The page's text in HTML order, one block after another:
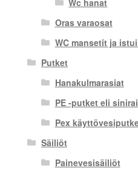
Wc hanat
Oras varaosat
WC mansetit ja
Putket
Hanakulmarasiat
PE -putket eli
Pex
Säiliöt
Painevesisäiliöt